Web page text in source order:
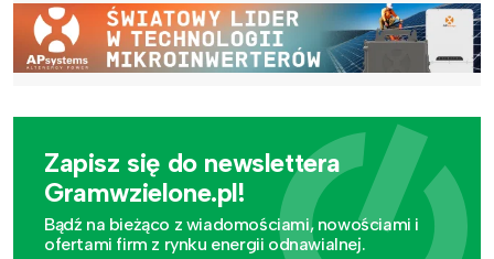
Zapisz się do newslettera
Gramwzielone.pl!
Bądź na bieżąco z wiadomościami, nowościami i
ofertami firm z rynku energii odnawialnej.